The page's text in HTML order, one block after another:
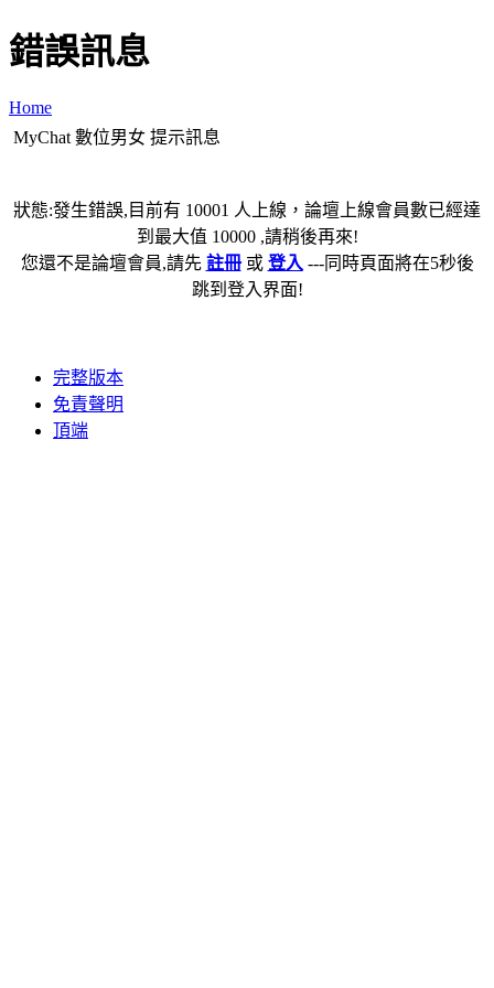
錯誤訊息
Home
MyChat 數位男女 提示訊息
狀態:發生錯誤,目前有 10001 人上線，論壇上線會員數已經達
到最大值 10000 ,請稍後再來!
您還不是論壇會員,請先 註冊或 登入 ---同時頁面將在5秒後
跳到登入界面!
完整版本
免責聲明
頂端